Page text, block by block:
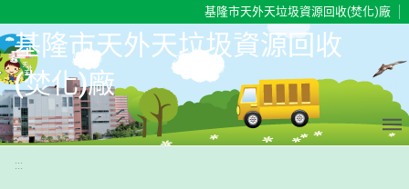
基隆市天外天垃圾資源回收(焚化)廠
基隆市天外天垃圾資源回收
(焚化)廠
:::